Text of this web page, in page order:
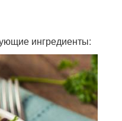
ингредиенты: